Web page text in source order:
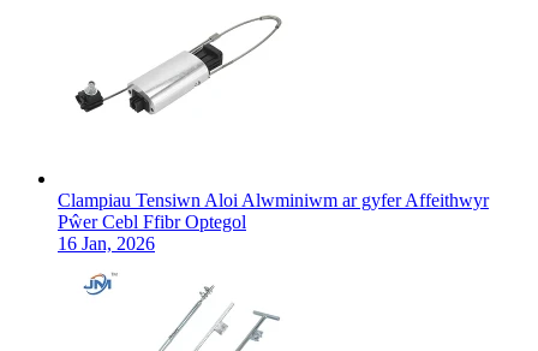
Clampiau Tensiwn Aloi Alwminiwm ar gyfer Affeithwyr
Pŵer Cebl Ffibr Optegol
16 Jan, 2026